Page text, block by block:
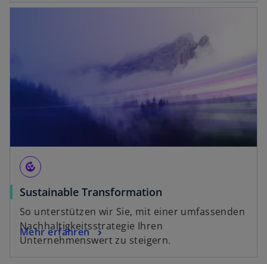
compost
Sustainable Transformation
So unterstützen wir Sie, mit einer umfassenden
Nachhaltigkeitsstrategie Ihren
Unternehmenswert zu steigern.
Mehr erfahren